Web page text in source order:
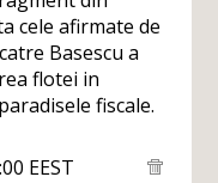
cele afirmate de
Basescu a
flotei in
fiscale.
EEST